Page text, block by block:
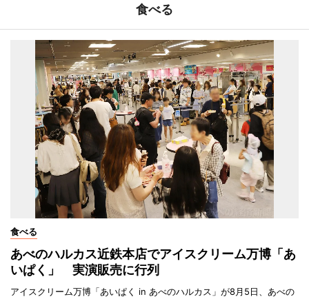
食べる
食べる
あべのハルカス近鉄本店でアイスクリーム万博「あ
いぱく」 実演販売に行列
アイスクリーム万博「あいぱく in あべのハルカス」が8月5日、あべの